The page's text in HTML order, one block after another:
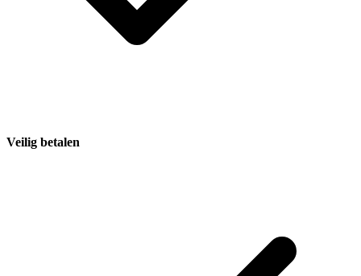
Veilig betalen